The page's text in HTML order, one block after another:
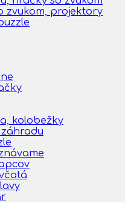
zvukom, projektory
kolobežky